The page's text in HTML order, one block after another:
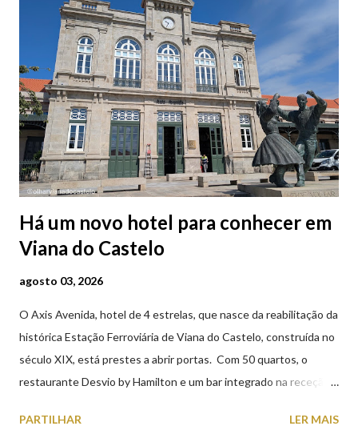
Há um novo hotel para conhecer em
Viana do Castelo
agosto 03, 2026
O Axis Avenida, hotel de 4 estrelas, que nasce da reabilitação da
histórica Estação Ferroviária de Viana do Castelo, construída no
século XIX, está prestes a abrir portas. Com 50 quartos, o
restaurante Desvio by Hamilton e um bar integrado na receção,
peças históricas cedidas pela IP Património que homenageiam a
PARTILHAR LER MAIS